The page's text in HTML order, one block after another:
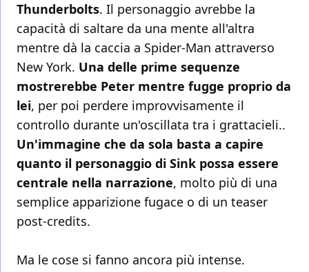
Thunderbolts. Il personaggio avrebbe la
capacità di saltare da una mente all'altra
mentre dà la caccia a Spider-Man attraverso
New York. Una delle prime sequenze
mostrerebbe Peter mentre fugge proprio da
lei, per poi perdere improvvisamente il
controllo durante un'oscillata tra i grattacieli..
Un'immagine che da sola basta a capire
quanto il personaggio di Sink possa essere
centrale nella narrazione, molto più di una
semplice apparizione fugace o di un teaser
post-credits.
Ma le cose si fanno ancora più intense.